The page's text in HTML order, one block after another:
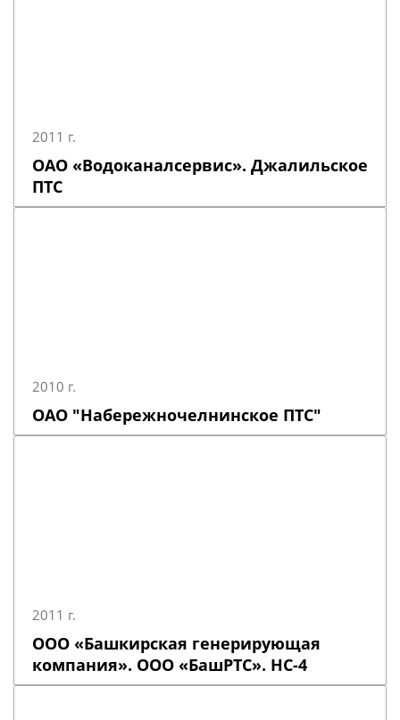
2011 г.
ОАО «Водоканалсервис». Джалильское
ПТС
2010 г.
ОАО "Набережночелнинское ПТС"
2011 г.
ООО «Башкирская генерирующая
компания». ООО «БашРТС». НС-4